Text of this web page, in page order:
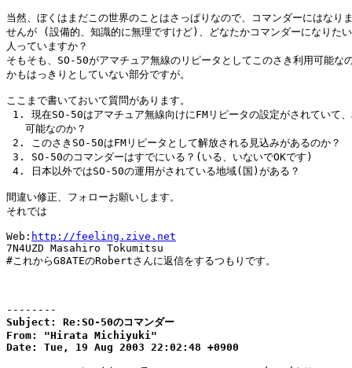
当然、ぼくはまだこの世界のことはさっぱりなので、コマンダーにはなり
せんが (設備的、知識的に無理ですけど)、どなたかコマンダーになりたい
人っていますか？
そもそも、SO-50がアマチュア無線のリピータとしてこのさき利用可能な
かもはっきりとしていない部分ですが。
ここまで書いておいて質問があります。
1. 現在SO-50はアマチュア無線向けにFMリピータの設定がされていて
   可能なのか？
2. このさきSO-50はFMリピータとして解放される見込みがあるのか？
3. SO-50のコマンダーはすでにいる？(いる、いないでOKです)
4. 日本以外ではSO-50の運用がされている地域(国)がある？
間違い修正、フォローお願いします。
それでは
Web: http://feeling.zive.net
7N4UZD Masahiro Tokumitsu
#これからG8ATEのRobertさんに返信をするつもりです。
--------
Subject: Re:SO-50のコマンダー
From: "Hirata Michiyuki"
Date: Tue, 19 Aug 2003 22:02:48 +0900